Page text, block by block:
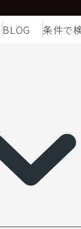
BLOG 条件で